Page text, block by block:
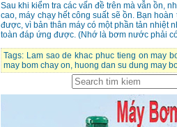
Sau khi kiểm tra các vấn đề trên mà vẫn ồn,
cao, máy chạy hết công suất sẽ ồn. Bạn
được, vì bản thân máy có một phần tản nhiệt
toàn đáp ứng được. (Nhớ là bơm nước phải
Tags: Lam sao de khac phuc tieng on may
may bom chay on, huong dan su dung may